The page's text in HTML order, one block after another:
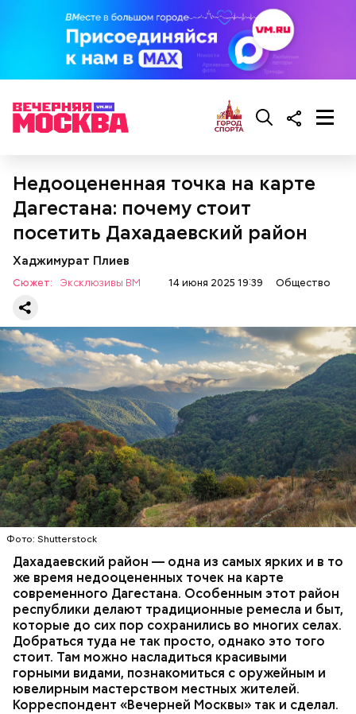
Недооцененная точка на карте
Дагестана: почему стоит
посетить Дахадаевский район
Хаджимурат Плиев
Сюжет: Эксклюзивы ВМ 14 июня 2025 19:39 Общество
Фото: Shutterstock
Дахадаевский район — одна из самых ярких и в то
же время недооцененных точек на карте
современного Дагестана. Особенным этот район
республики делают традиционные ремесла и быт,
которые до сих пор сохранились во многих селах.
Добраться туда не так просто, однако это того
стоит. Там можно насладиться красивыми
горными видами, познакомиться с оружейным и
ювелирным мастерством местных жителей.
Корреспондент «Вечерней Москвы» так и сделал.
Зажарка в этом блюде необязательна, но ей можно
немного разнообразить еду. Для этого нужно
обжарить нарезанные лук, морковь и томаты.
— Кабачки и баклажаны нарезаем кружками,
обваливаем в муке и обжариваем в масле. Затем их
нужно выложить друг на друга слоями: слой
кабачков, слой баклажанов, слой кабачков, слой
баклажанов и так далее, — объяснил Копылов.
При желании можно добавить зажарку между